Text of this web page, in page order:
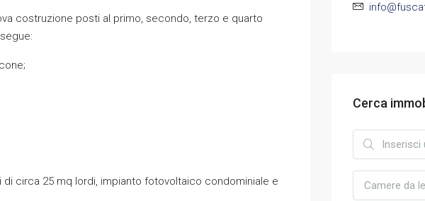
costruzione posti al primo, secondo, terzo e quarto
circa 25 mq lordi, impianto fotovoltaico condominiale e
Cerca
Camere da